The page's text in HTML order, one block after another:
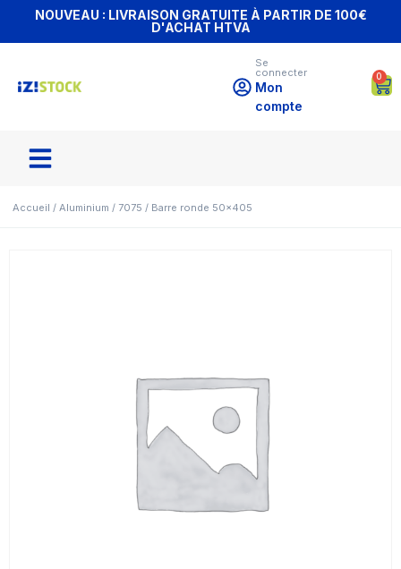
NOUVEAU : LIVRAISON GRATUITE À PARTIR DE 100€
D'ACHAT HTVA
Se
connecter
Mon
compte
0
Accueil / Aluminium / 7075 / Barre ronde 50×405